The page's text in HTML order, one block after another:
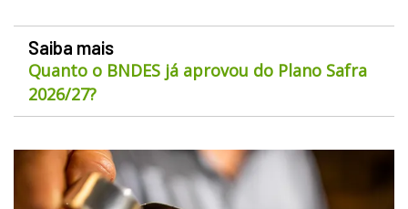
Saiba mais
Quanto o BNDES já aprovou do Plano Safra
2026/27?